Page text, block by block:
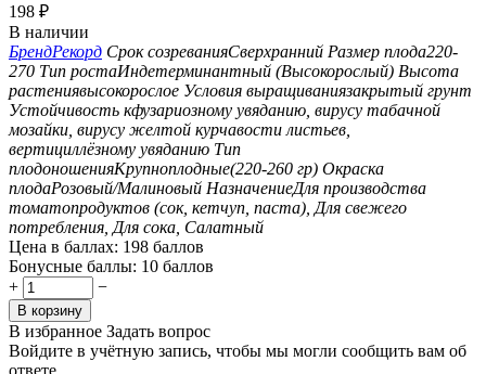
198 ₽
В наличии
БрендРекорд Срок созреванияСверхранний Размер плода220-
270 Тип ростаИндетерминантный (Высокорослый) Высота
растениявысокорослое Условия выращиваниязакрытый грунт
Устойчивость кфузариозному увяданию, вирусу табачной
мозайки, вирусу желтой курчавости листьев,
вертициллёзному увяданию Тип
плодоношенияКрупноплодные(220-260 гр) Окраска
плодаРозовый/Малиновый НазначениеДля производства
томатопродуктов (сок, кетчуп, паста), Для свежего
потребления, Для сока, Салатный
Цена в баллах: 198 баллов
Бонусные баллы: 10 баллов
+
−
В корзину
В избранное Задать вопрос
Войдите в учётную запись, чтобы мы могли сообщить вам об
ответе